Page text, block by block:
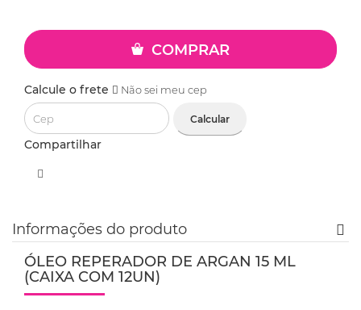
COMPRAR
Calcule o frete Não sei meu cep
Calcular
Compartilhar
Informações do produto
ÓLEO REPERADOR DE ARGAN 15 ML
(CAIXA COM 12UN)